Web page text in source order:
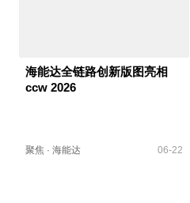
海能达全链路创新版图亮相
ccw 2026
聚焦 · 海能达 06-22